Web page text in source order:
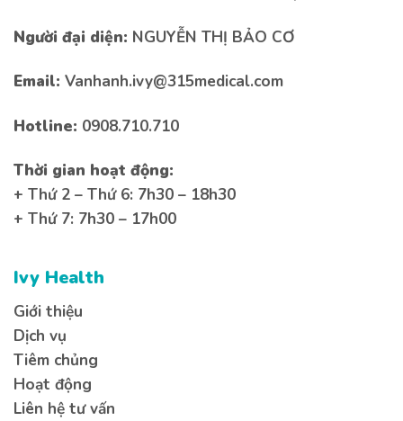
Kiến thức
Người đại diện: NGUYỄN THỊ BẢO CƠ
Email: Vanhanh.ivy@315medical.com
Hotline: 0908.710.710
Thời gian hoạt động:
+ Thứ 2 – Thứ 6: 7h30 – 18h30
+ Thứ 7: 7h30 – 17h00
Ivy Health
Giới thiệu
Dịch vụ
Tiêm chủng
Hoạt động
Liên hệ tư vấn
Liên hệ tư vấn
Liên hệ tư vấn
lại thông tin bên dưới để được tư vấn sớm